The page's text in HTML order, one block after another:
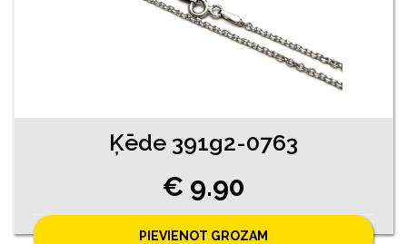
Ķēde 391g2-0763
€ 9.90
PIEVIENOT GROZAM